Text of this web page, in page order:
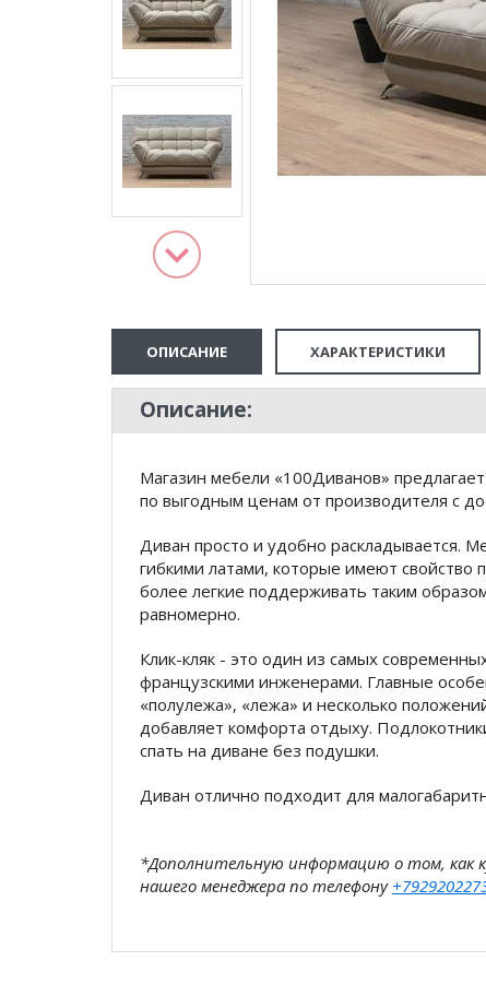
ОПИСАНИЕ ХАРАКТЕРИСТИКИ
Описание:
Магазин мебели «100Диванов»
по выгодным ценам от производителя с
Диван просто и удобно раскладывается.
гибкими латами, которые имеют свойство
более легкие поддерживать таким
равномерно.
Клик-кляк - это один из самых
французскими инженерами. Главные
«полулежа», «лежа» и несколько
добавляет комфорта отдыху.
спать на диване без подушки.
Диван отлично подходит для
*Дополнительную информацию о том, как
нашего менеджера по телефону
магазинаи могут отличаться от цен в